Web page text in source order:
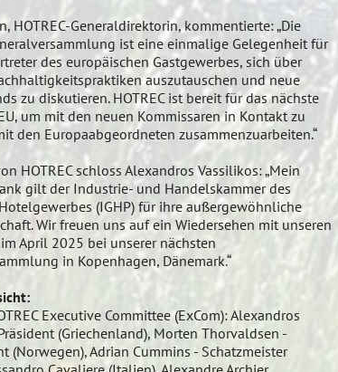
HOTREC-Generaldirektorin, kommentierte: „Die
ist eine einmalige Gelegenheit für
des europäischen Gastgewerbes, sich über
auszutauschen und neue
zu diskutieren. HOTREC ist bereit für das nächste
um mit den neuen Kommissaren in Kontakt zu
den Europaabgeordneten zusammenzuarbeiten.“
HOTREC schloss Alexandros Vassilikos: „Mein
gilt der Industrie- und Handelskammer des
(IGHP) für ihre außergewöhnliche
Wir freuen uns auf ein Wiedersehen mit unseren
April 2025 bei unserer nächsten
in Kopenhagen, Dänemark.“
Executive Committee (ExCom): Alexandros
(Griechenland), Morten Thorvaldsen -
(Norwegen), Adrian Cummins - Schatzmeister